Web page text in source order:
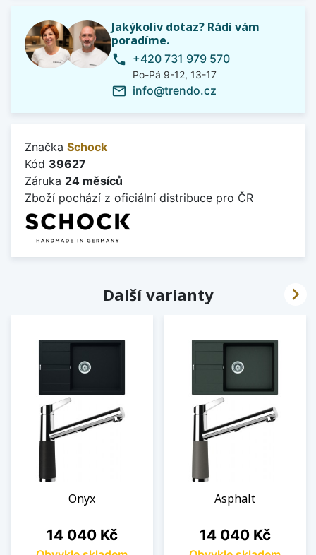
Jakýkoliv dotaz? Rádi vám
poradíme.
phone +420 731 979 570
Po-Pá 9-12, 13-17
mail_outline info@trendo.cz
Značka Schock
Kód 39627
Záruka 24 měsíců
Zboží pochází z oficiální distribuce pro ČR
Další varianty
Onyx
Cena
14 040 Kč
Asphalt
Cena
14 040 Kč
